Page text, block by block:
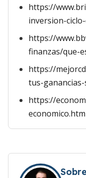
https://
inversion-
https://
finanzas/que-
https://
tus-
https://